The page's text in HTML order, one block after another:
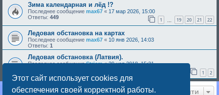
Этот сайт использует cookies для
обеспечения своей корректной работы.
Зима календарная и лёд !?
Последнее сообщение max67 « 17 мар 2026, 15:00
Ответы: 449 1 19 20 21 22
Ледовая обстановка на картах
Последнее сообщение max67 « 10 янв 2026, 14:03
Ответы: 1
Ледовая обстановка (Латвия).
Последнее сообщениеStrjem«29 ноя 2018, 15:31
1 2
Перейти